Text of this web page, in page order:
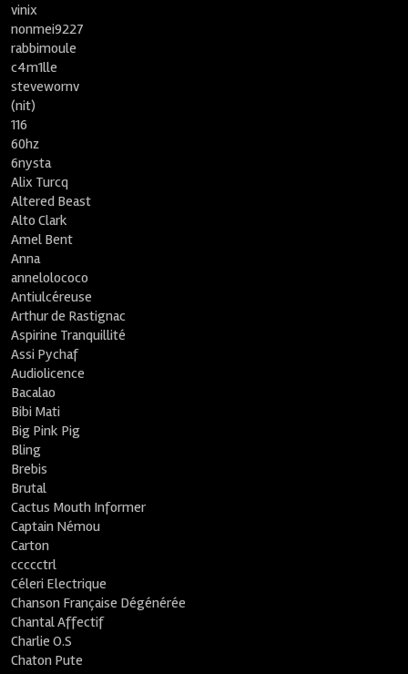
vinix
nonmei9227
rabbimoule
c4m1lle
stevewornv
(nit)
116
60hz
6nysta
Alix Turcq
Altered Beast
Alto Clark
Amel Bent
Anna
annelolococo
Antiulcéreuse
Arthur de Rastignac
Aspirine Tranquillité
Assi Pychaf
Audiolicence
Bacalao
Bibi Mati
Big Pink Pig
Bling
Brebis
Brutal
Cactus Mouth Informer
Captain Némou
Carton
ccccctrl
Céleri Electrique
Chanson Française Dégénérée
Chantal Affectif
Charlie O.S
Chaton Pute